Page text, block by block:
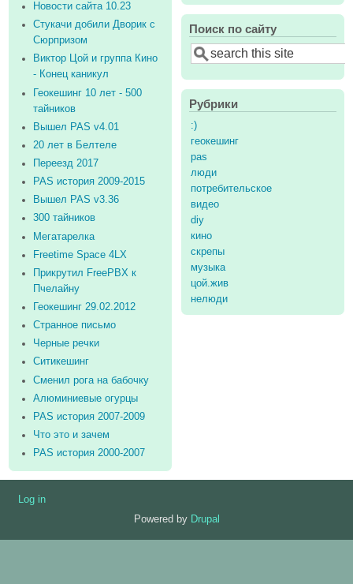
Новости сайта 10.23
Стукачи добили Дворик с
Сюрпризом
Виктор Цой и группа Кино
- Конец каникул
Геокешинг 10 лет - 500
тайников
Вышел PAS v4.01
20 лет в Белтеле
Переезд 2017
PAS история 2009-2015
Вышел PAS v3.36
300 тайников
Мегатарелка
Freetime Space 4LX
Прикрутил FreePBX к
Пчелайну
Геокешинг 29.02.2012
Странное письмо
Черные речки
Ситикешинг
Сменил рога на бабочку
Алюминиевые огурцы
PAS история 2007-2009
Что это и зачем
PAS история 2000-2007
Поиск по сайту
Search
Рубрики
:)
геокешинг
pas
люди
потребительское
видео
diy
кино
скрепы
музыка
цой.жив
нелюди
menu
Log in
Powered by Drupal